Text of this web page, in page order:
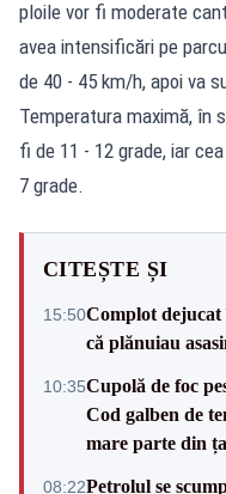
ploile vor fi moderate
avea intensificări pe
de 40 - 45 km/h, apoi va
Temperatura maximă, în
fi de 11 - 12 grade, iar
7 grade.
CITEȘTE ȘI
15:50Complot dejucat
că plănuiau
10:35Cupolă de foc
Cod galben de
mare parte din
08:22Petrolul se